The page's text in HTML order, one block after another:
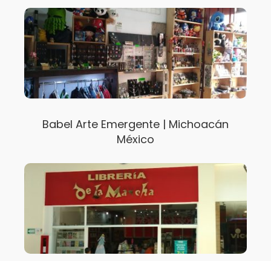
Babel Arte Emergente | Michoacán
México